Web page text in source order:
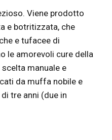
Viene prodotto
e botritizzata, che
e tufacee di
le amorevoli cure della
manuale e
da muffa nobile e
tre anni (due in